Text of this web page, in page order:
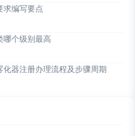
求编写要点
哪个级别最高
器注册办理流程及步骤周期